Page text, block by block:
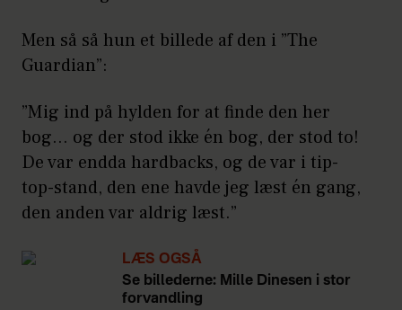
Men så så hun et billede af den i ”The
Guardian”:
”Mig ind på hylden for at finde den her
bog… og der stod ikke én bog, der stod to!
De var endda hardbacks, og de var i tip-
top-stand, den ene havde jeg læst én gang,
den anden var aldrig læst.”
LÆS OGSÅ
Se billederne: Mille Dinesen i stor
forvandling